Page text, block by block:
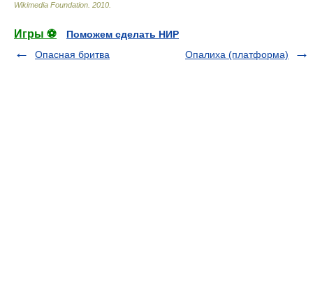
Wikimedia Foundation 2010
Игры ⚽
Поможем сделать НИР
Опасная бритва
Опалиха (платформа)